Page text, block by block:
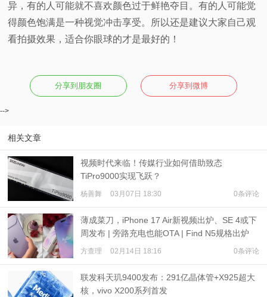
异，有的人可能就不喜欢颜色过于鲜艳夺目。有的人可能觉
得颜色饱满是一种视觉冲击享受。所以还是建议大家自己观
看拍摄效果，适合你眼球的才是最好的！
分享到朋友圈 分享到微博
-->
相关文章
视频时代来临！传媒行业如何借助致态
TiPro9000实现飞跃？
杨善舞 03月07日 18:30 0条评论
薄成菜刀，iPhone 17 Air新视频出炉、SE 4或下
周发布 | 旁路充电也能OTA | Find N5规格出炉
方查理 02月14日 18:16 0条评论
联发科天玑9400发布：291亿晶体管+X925超大
核，vivo X200系列首发